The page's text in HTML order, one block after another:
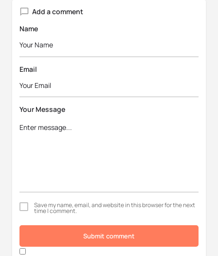
Add a comment
Name
Email
Your Message
Save my name, email, and website in this browser for the next
time I comment.
Submit comment